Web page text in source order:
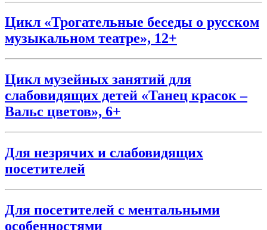
Цикл «Трогательные беседы о русском
музыкальном театре», 12+
Цикл музейных занятий для
слабовидящих детей «Танец красок –
Вальс цветов», 6+
Для незрячих и слабовидящих
посетителей
Для посетителей с ментальными
особенностями